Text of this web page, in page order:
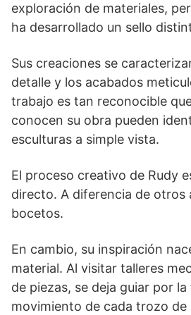
exploración de materiales,
ha desarrollado un sello
Sus creaciones se
detalle y los acabados
trabajo es tan reconocible
conocen su obra pueden
esculturas a simple vista.
El proceso creativo de Rudy
directo. A diferencia de otros
bocetos.
En cambio, su inspiración
material. Al visitar talleres
de piezas, se deja guiar por
movimiento de cada trozo de